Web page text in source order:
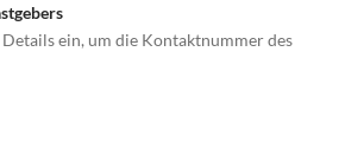
ein, um die Kontaktnummer des